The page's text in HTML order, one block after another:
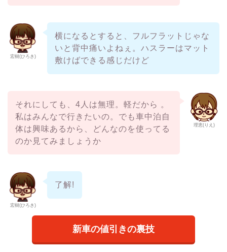
宏樹(ひろき)
横になるとすると、フルフラットじゃな
いと背中痛いよねぇ。ハスラーはマット
敷けばできる感じだけど
理恵(りえ)
それにしても、4人は無理。軽だから 。
私はみんなで行きたいの。でも車中泊自
体は興味あるから、どんなのを使ってる
のか見てみましょうか
宏樹(ひろき)
了解!
新車の値引きの裏技